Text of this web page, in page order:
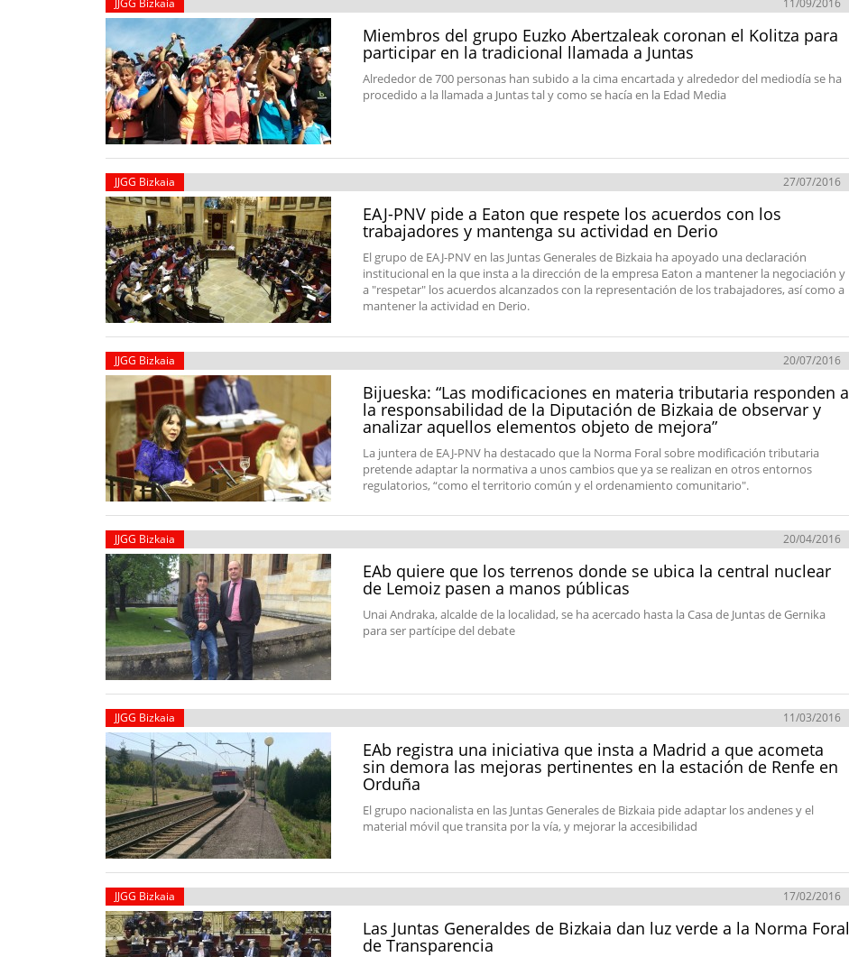
JJGG Bizkaia 11/09/2016
Miembros del grupo Euzko Abertzaleak coronan el Kolitza para
participar en la tradicional llamada a Juntas
Alrededor de 700 personas han subido a la cima encartada y alrededor del mediodía se ha
procedido a la llamada a Juntas tal y como se hacía en la Edad Media
JJGG Bizkaia 27/07/2016
EAJ-PNV pide a Eaton que respete los acuerdos con los
trabajadores y mantenga su actividad en Derio
El grupo de EAJ-PNV en las Juntas Generales de Bizkaia ha apoyado una declaración
institucional en la que insta a la dirección de la empresa Eaton a mantener la negociación y
a "respetar" los acuerdos alcanzados con la representación de los trabajadores, así como a
mantener la actividad en Derio.
JJGG Bizkaia 20/07/2016
Bijueska: “Las modificaciones en materia tributaria responden a
la responsabilidad de la Diputación de Bizkaia de observar y
analizar aquellos elementos objeto de mejora”
La juntera de EAJ-PNV ha destacado que la Norma Foral sobre modificación tributaria
pretende adaptar la normativa a unos cambios que ya se realizan en otros entornos
regulatorios, “como el territorio común y el ordenamiento comunitario".
JJGG Bizkaia 20/04/2016
EAb quiere que los terrenos donde se ubica la central nuclear
de Lemoiz pasen a manos públicas
Unai Andraka, alcalde de la localidad, se ha acercado hasta la Casa de Juntas de Gernika
para ser partícipe del debate
JJGG Bizkaia 11/03/2016
EAb registra una iniciativa que insta a Madrid a que acometa
sin demora las mejoras pertinentes en la estación de Renfe en
Orduña
El grupo nacionalista en las Juntas Generales de Bizkaia pide adaptar los andenes y el
material móvil que transita por la vía, y mejorar la accesibilidad
JJGG Bizkaia 17/02/2016
Las Juntas Generaldes de Bizkaia dan luz verde a la Norma Foral
de Transparencia